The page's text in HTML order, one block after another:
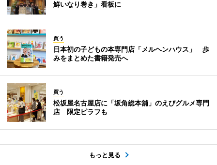
鮮いなり巻き」看板に
買う
日本初の子どもの本専門店「メルヘンハウス」 歩
みをまとめた書籍発売へ
買う
松坂屋名古屋店に「坂角総本舖」のえびグルメ専門
店 限定ピラフも
もっと見る